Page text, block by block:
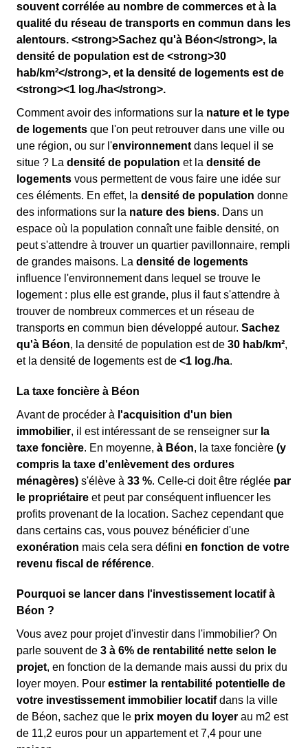
souvent corrélée au nombre de commerces et à la
qualité du réseau de transports en commun dans les
alentours. <strong>Sachez qu'à Béon</strong>, la
densité de population est de <strong>30
hab/km²</strong>, et la densité de logements est de
<strong><1 log./ha</strong>.
Comment avoir des informations sur la nature et le type
de logements que l'on peut retrouver dans une ville ou
une région, ou sur l'environnement dans lequel il se
situe ? La densité de population et la densité de
logements vous permettent de vous faire une idée sur
ces éléments. En effet, la densité de population donne
des informations sur la nature des biens. Dans un
espace où la population connaît une faible densité, on
peut s'attendre à trouver un quartier pavillonnaire, rempli
de grandes maisons. La densité de logements
influence l'environnement dans lequel se trouve le
logement : plus elle est grande, plus il faut s'attendre à
trouver de nombreux commerces et un réseau de
transports en commun bien développé autour. Sachez
qu'à Béon, la densité de population est de 30 hab/km²,
et la densité de logements est de <1 log./ha.
La taxe foncière à Béon
Avant de procéder à l'acquisition d'un bien
immobilier, il est intéressant de se renseigner sur la
taxe foncière. En moyenne, à Béon, la taxe foncière (y
compris la taxe d'enlèvement des ordures
ménagères) s'élève à 33 %. Celle-ci doit être réglée par
le propriétaire et peut par conséquent influencer les
profits provenant de la location. Sachez cependant que
dans certains cas, vous pouvez bénéficier d'une
exonération mais cela sera défini en fonction de votre
revenu fiscal de référence.
Pourquoi se lancer dans l'investissement locatif à
Béon ?
Vous avez pour projet d'investir dans l'immobilier? On
parle souvent de 3 à 6% de rentabilité nette selon le
projet, en fonction de la demande mais aussi du prix du
loyer moyen. Pour estimer la rentabilité potentielle de
votre investissement immobilier locatifdans la ville
de Béon, sachez que le prix moyen du loyer au m2 est
de 11,2 euros pour un appartement et 7,4 pour une